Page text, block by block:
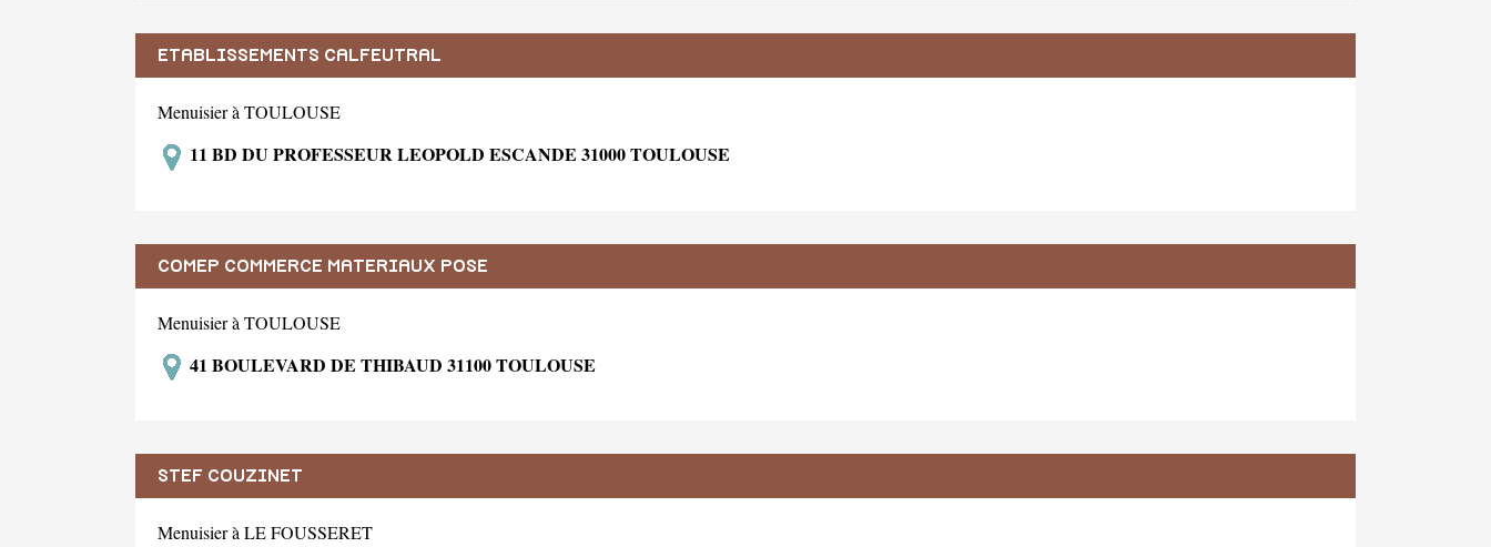
ETABLISSEMENTS CALFEUTRAL
Menuisier à TOULOUSE
11 BD DU PROFESSEUR LEOPOLD ESCANDE 31000 TOULOUSE
COMEP COMMERCE MATERIAUX POSE
Menuisier à TOULOUSE
41 BOULEVARD DE THIBAUD 31100 TOULOUSE
STEF COUZINET
Menuisier à LE FOUSSERET